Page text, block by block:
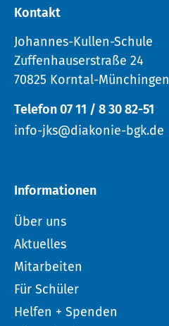
Kontakt
Johannes-Kullen-Schule
Zuffenhauserstraße 24
70825 Korntal-Münchingen
Telefon 07 11 / 8 30 82-51
info-jks@diakonie-bgk.de
Informationen
Über uns
Aktuelles
Mitarbeiten
Für Schüler
Helfen + Spenden